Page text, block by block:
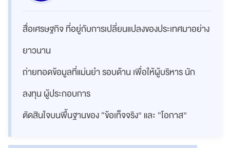
สื่อเศรษฐกิจ ที่อยู่กับการเปลี่ยนแปลงของประเทศมาอย่าง
ยาวนาน
ถ่ายทอดข้อมูลที่แม่นยำ รอบด้าน เพื่อให้ผู้บริหาร นัก
ลงทุน ผู้ประกอบการ
ตัดสินใจบนพื้นฐานของ “ข้อเท็จจริง” และ “โอกาส”